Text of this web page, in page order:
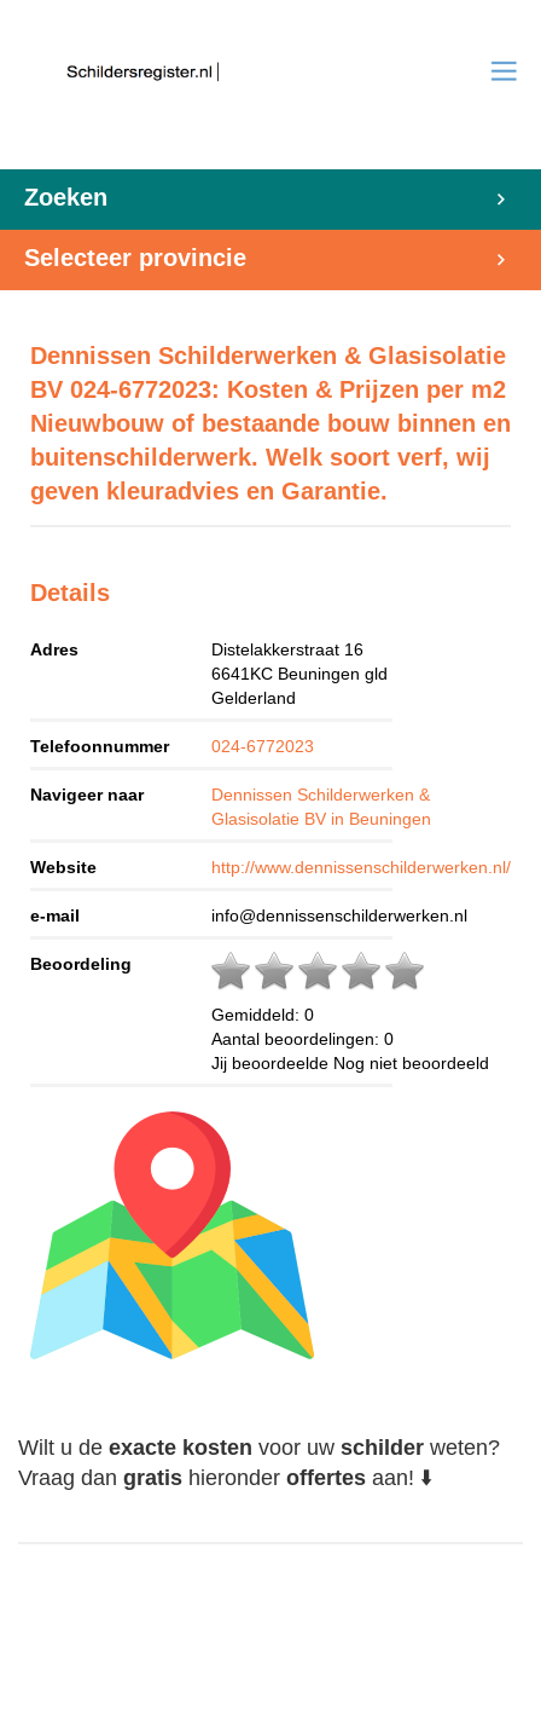
Zoeken
Selecteer provincie
Dennissen Schilderwerken & Glasisolatie
BV 024-6772023: Kosten & Prijzen per m2
Nieuwbouw of bestaande bouw binnen en
buitenschilderwerk. Welk soort verf, wij
geven kleuradvies en Garantie.
Details
Adres
Distelakkerstraat 16
6641KC Beuningen gld
Gelderland
Telefoonnummer 024-6772023
Navigeer naar
Dennissen Schilderwerken &
Glasisolatie BV in Beuningen
Website http://www.dennissenschilderwerken.nl/
e-mail info@dennissenschilderwerken.nl
Beoordeling
Gemiddeld: 0
Aantal beoordelingen: 0
Jij beoordeelde Nog niet beoordeeld
Wilt u de exacte kosten voor uw schilder weten?
Vraag dan gratis hieronder offertes aan! ⬇️